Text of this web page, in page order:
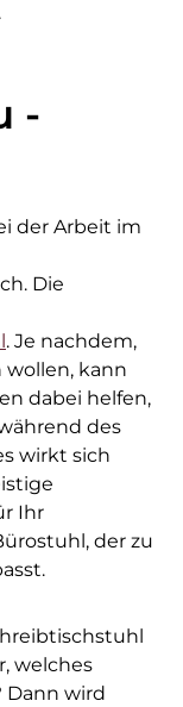
-
der Arbeit im
Die
. Je nachdem,
wollen, kann
dabei helfen,
des
wirkt sich
Ihr
der zu
welches
Dann wird